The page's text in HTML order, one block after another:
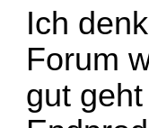
Ich
Forum
gut